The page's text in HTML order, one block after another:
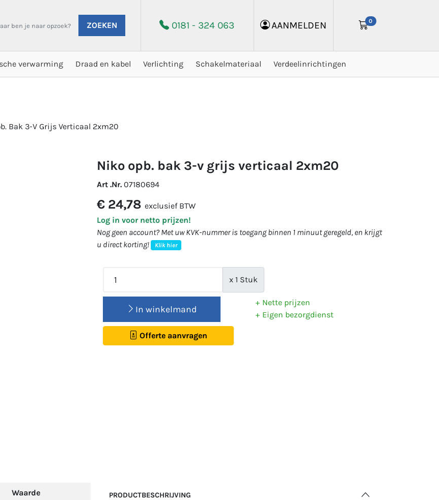
ZOEKEN 0181 - 324 063 AANMELDEN 0
verwarming Draad en kabel Verlichting Schakelmateriaal Verdeelinrichtingen
Bak 3-V Grijs Verticaal 2xm20
niko opb. bak 3-v grijs verticaal 2xm20
Art .Nr. 07180694
€ 24,78 exclusief BTW
Log in voor netto prijzen!
Nog geen account? Met uw KVK-nummer is toegang binnen 1 minuut geregeld, en krijgt
u direct korting!
Klik hier
x 1 Stuk
In winkelmand
Offerte aanvragen
Nette prijzen
Eigen bezorgdienst
Waarde PRODUCTBESCHRIJVING